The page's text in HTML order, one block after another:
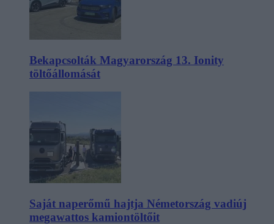
Bekapcsolták Magyarország 13. Ionity
töltőállomását
Saját naperőmű hajtja Németország vadiúj
megawattos kamiontöltőit